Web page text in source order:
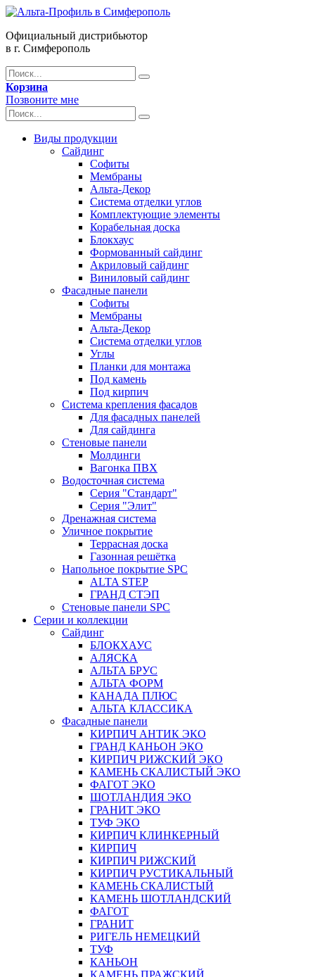
Официальный дистрибьютор
в г. Симферополь
Корзина
Позвоните мне
Виды продукции
Сайдинг
Софиты
Мембраны
Альта-Декор
Система отделки углов
Комплектующие элементы
Корабельная доска
Блокхаус
Формованный сайдинг
Акриловый сайдинг
Виниловый сайдинг
Фасадные панели
Софиты
Мембраны
Альта-Декор
Система отделки углов
Углы
Планки для монтажа
Под камень
Под кирпич
Система крепления фасадов
Для фасадных панелей
Для сайдинга
Стеновые панели
Молдинги
Вагонка ПВХ
Водосточная система
Серия "Стандарт"
Серия "Элит"
Дренажная система
Уличное покрытие
Террасная доска
Газонная решётка
Напольное покрытие SPC
ALTA STEP
ГРАНД СТЭП
Стеновые панели SPC
Серии и коллекции
Сайдинг
БЛОКХАУС
АЛЯСКА
АЛЬТА БРУС
АЛЬТА ФОРМ
КАНАДА ПЛЮС
АЛЬТА КЛАССИКА
Фасадные панели
КИРПИЧ АНТИК ЭКО
ГРАНД КАНЬОН ЭКО
КИРПИЧ РИЖСКИЙ ЭКО
КАМЕНЬ СКАЛИСТЫЙ ЭКО
ФАГОТ ЭКО
ШОТЛАНДИЯ ЭКО
ГРАНИТ ЭКО
ТУФ ЭКО
КИРПИЧ КЛИНКЕРНЫЙ
КИРПИЧ
КИРПИЧ РИЖСКИЙ
КИРПИЧ РУСТИКАЛЬНЫЙ
КАМЕНЬ СКАЛИСТЫЙ
КАМЕНЬ ШОТЛАНДСКИЙ
ФАГОТ
ГРАНИТ
РИГЕЛЬ НЕМЕЦКИЙ
ТУФ
КАНЬОН
КАМЕНЬ ПРАЖСКИЙ